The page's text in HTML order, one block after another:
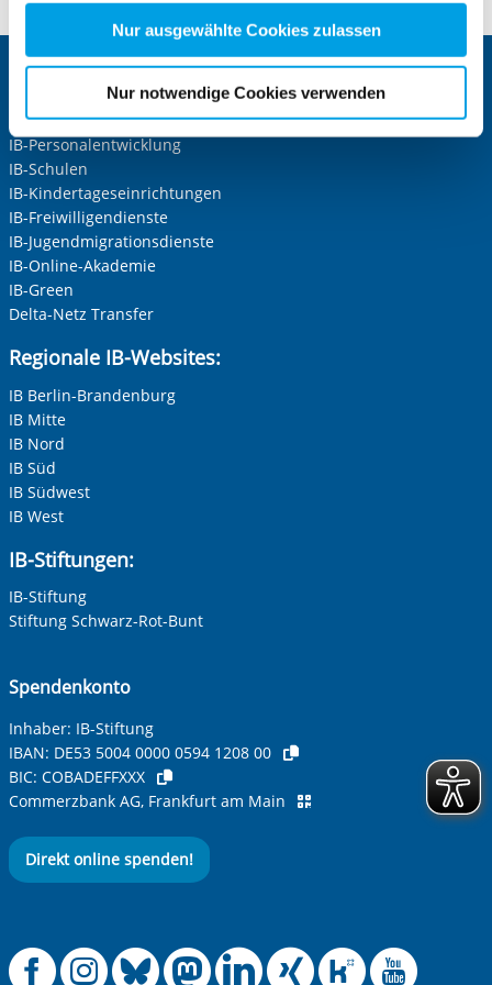
Zwecke entscheiden und Ihre erteilte Einwilligung stets
für die Zukunft widerrufen. Bitte beachten Sie: Ihre
Cookies, die erforderlich zur Bereitstellung der von Ihnen
aufgerufenen und somit gewünschten Website-
Funktionen sind. Diese Cookies setzen wir aufgrund
berechtigter Interessen und daher unabhängig von einer
Einwilligung.
Nur ausgewählte Cookies zulassen
Nur notwendige Cookies verwenden
Zentrale IB-Websites:
Die Internationale Arbeit des IB
IB-Personalentwicklung
IB-Schulen
IB-Kindertageseinrichtungen
IB-Freiwilligendienste
IB-Jugendmigrationsdienste
IB-Online-Akademie
IB-Green
Delta-Netz Transfer
Regionale IB-Websites:
IB Berlin-Brandenburg
IB Mitte
IB Nord
IB Süd
IB Südwest
IB West
IB-Stiftungen:
IB-Stiftung
Stiftung Schwarz-Rot-Bunt
Spendenkonto
Inhaber: IB-Stiftung
IBAN: DE53 5004 0000 0594 1208 00
BIC: COBADEFFXXX
Commerzbank AG, Frankfurt am Main
Direkt online spenden!